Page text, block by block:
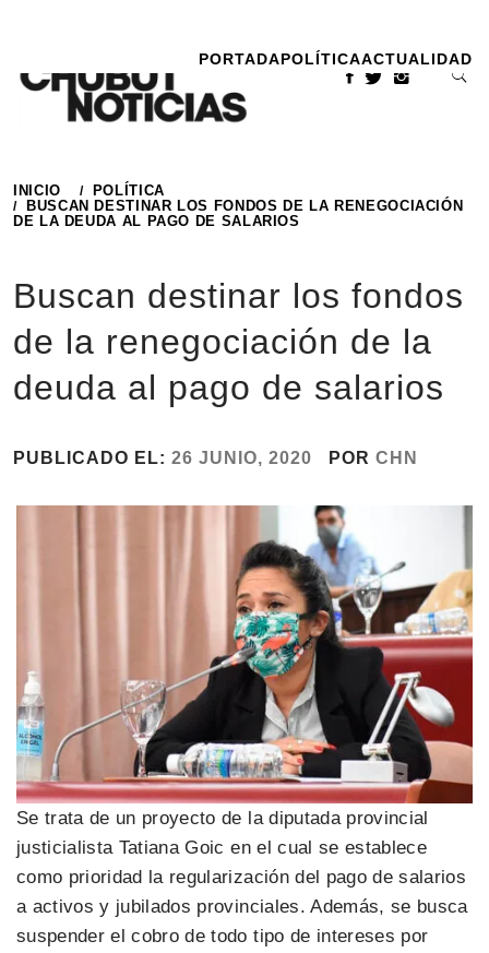
contenido
PORTADAPOLÍTICAACTUALIDAD
INICIO
POLÍTICA
BUSCAN DESTINAR LOS FONDOS DE LA RENEGOCIACIÓN
DE LA DEUDA AL PAGO DE SALARIOS
Buscan destinar los fondos
de la renegociación de la
deuda al pago de salarios
PUBLICADO EL: 26 JUNIO, 2020 POR CHN
Se trata de un proyecto de la diputada provincial
justicialista Tatiana Goic en el cual se establece
como prioridad la regularización del pago de salarios
a activos y jubilados provinciales. Además, se busca
suspender el cobro de todo tipo de intereses por